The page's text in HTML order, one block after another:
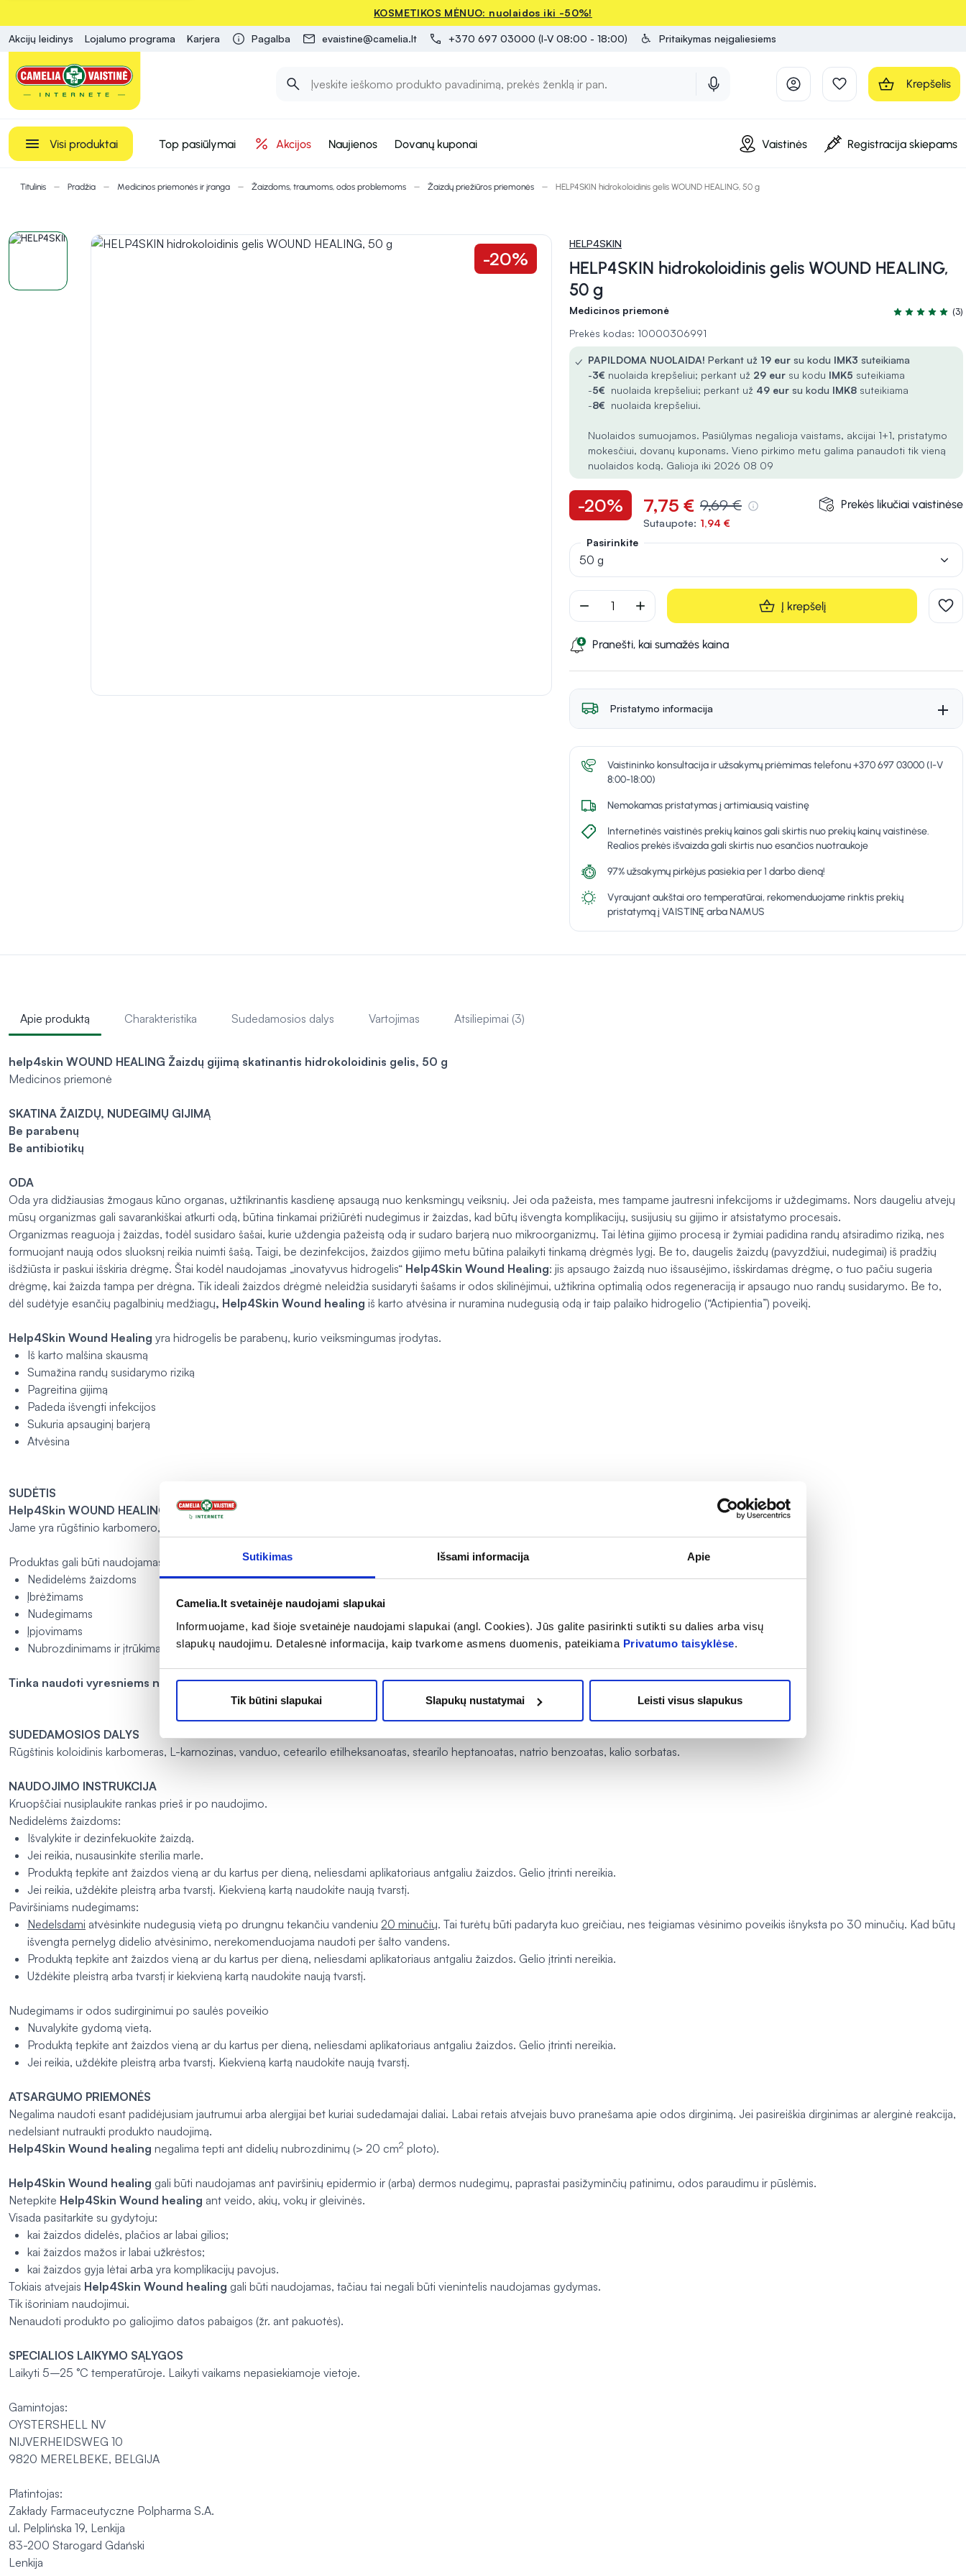
Sutikimas Išsami informacija Apie
Camelia.lt svetainėje naudojami slapukai
Informuojame, kad šioje svetainėje naudojami slapukai (angl. Cookies). Jūs galite pasirinkti sutikti su dalies arba visų
slapukų naudojimu. Detalesnė informacija, kaip tvarkome asmens duomenis, pateikiama Privatumo taisyklėse.
Tik būtini slapukai Slapukų nustatymai Leisti visus slapukus
KOSMETIKOS MĖNUO: nuolaidos iki -50%!
Akcijų leidinys Lojalumo programa Karjera Pagalba evaistine@camelia.lt +370 697 03000 (I-V 08:00 - 18:00) Pritaikymas neįgaliesiems
Krepšelis
Visi produktai Top pasiūlymai Akcijos Naujienos Dovanų kuponai Vaistinės Registracija skiepams
Titulinis Pradžia Medicinos priemonės ir įranga Žaizdoms, traumoms, odos problemoms Žaizdų priežiūros priemonės HELP4SKIN hidrokoloidinis gelis WOUND HEALING, 50 g
-20%
HELP4SKIN
HELP4SKIN hidrokoloidinis gelis WOUND HEALING,
50 g
Medicinos priemonė
Įvertinimas
(3)
Prekės kodas: 10000306991
✓ PAPILDOMA NUOLAIDA! Perkant už 19 eur su kodu IMK3 suteikiama
-3€ nuolaida krepšeliui; perkant už 29 eur su kodu IMK5 suteikiama
-5€ nuolaida krepšeliui; perkant už 49 eur su kodu IMK8 suteikiama
-8€ nuolaida krepšeliui.
Nuolaidos sumuojamos. Pasiūlymas negalioja vaistams, akcijai 1+1, pristatymo
mokesčiui, dovanų kuponams. Vieno pirkimo metu galima panaudoti tik vieną
nuolaidos kodą. Galioja iki 2026 08 09
-20% 7,75 € 9,69 €
Sutaupote: 1,94 €
Prekės likučiai vaistinėse
Pasirinkite
50 g
remove add Į krepšelį
Pranešti, kai sumažės kaina
Pristatymo informacija
Vaistininko konsultacija ir užsakymų priėmimas telefonu +370 697 03000 (I-V
8:00-18:00)
Nemokamas pristatymas į artimiausią vaistinę
Internetinės vaistinės prekių kainos gali skirtis nuo prekių kainų vaistinėse.
Realios prekės išvaizda gali skirtis nuo esančios nuotraukoje
97% užsakymų pirkėjus pasiekia per 1 darbo dieną!
Vyraujant aukštai oro temperatūrai, rekomenduojame rinktis prekių
pristatymą į VAISTINĘ arba NAMUS
Apie produktą Charakteristika Sudedamosios dalys Vartojimas Atsiliepimai (3)
help4skin WOUND HEALING Žaizdų gijimą skatinantis hidrokoloidinis gelis, 50 g
Medicinos priemonė
SKATINA ŽAIZDŲ, NUDEGIMŲ GIJIMĄ
Be parabenų
Be antibiotikų
ODA
Oda yra didžiausias žmogaus kūno organas, užtikrinantis kasdienę apsaugą nuo kenksmingų veiksnių. Jei oda pažeista, mes tampame jautresni infekcijoms ir uždegimams. Nors daugeliu atvejų
mūsų organizmas gali savarankiškai atkurti odą, būtina tinkamai prižiūrėti nudegimus ir žaizdas, kad būtų išvengta komplikacijų, susijusių su gijimo ir atsistatymo procesais.
Organizmas reaguoja į žaizdas, todėl susidaro šašai, kurie uždengia pažeistą odą ir sudaro barjerą nuo mikroorganizmų. Tai lėtina gijimo procesą ir žymiai padidina randų atsiradimo riziką, nes
formuojant naują odos sluoksnį reikia nuimti šašą. Taigi, be dezinfekcijos, žaizdos gijimo metu būtina palaikyti tinkamą drėgmės lygį. Be to, daugelis žaizdų (pavyzdžiui, nudegimai) iš pradžių
išdžiūsta ir paskui išskiria drėgmę. Štai kodėl naudojamas „inovatyvus hidrogelis“ Help4Skin Wound Healing: jis apsaugo žaizdą nuo išsausėjimo, išskirdamas drėgmę, o tuo pačiu sugeria
drėgmę, kai žaizda tampa per drėgna. Tik ideali žaizdos drėgmė neleidžia susidaryti šašams ir odos skilinėjimui, užtikrina optimalią odos regeneraciją ir apsaugo nuo randų susidarymo. Be to,
dėl sudėtyje esančių pagalbinių medžiagų, Help4Skin Wound healing iš karto atvėsina ir nuramina nudegusią odą ir taip palaiko hidrogelio (“Actipientia”) poveikį.
Help4Skin Wound Healing yra hidrogelis be parabenų, kurio veiksmingumas įrodytas.
Iš karto malšina skausmą
Sumažina randų susidarymo riziką
Pagreitina gijimą
Padeda išvengti infekcijos
Sukuria apsauginį barjerą
Atvėsina
SUDĖTIS
Help4Skin WOUND HEALING
yra „inovatyvus“ hidrogelis, kuris reguliuoja drėgną žaizdos aplinką, uždengtą tvarsčiu.
Jame yra rūgštinio karbomero, stabilizuojamo karnozino (bazinio peptido, natūraliai esančio odoje), kuris padeda kontroliuoti infekciją.
Produktas gali būti naudojamas tiek sausoms, tiek šlapioms žaizdoms gydyti, pavyzdžiui:
Nedidelėms žaizdoms
Įbrėžimams
Nudegimams
Įpjovimams
Nubrozdinimams ir įtrūkimams.
Tinka naudoti vyresniems nei 2 metų vaikams.
SUDEDAMOSIOS DALYS
Rūgštinis koloidinis karbomeras, L-karnozinas, vanduo, cetearilo etilheksanoatas, stearilo heptanoatas, natrio benzoatas, kalio sorbatas.
NAUDOJIMO INSTRUKCIJA
Kruopščiai nusiplaukite rankas prieš ir po naudojimo.
Nedidelėms žaizdoms:
Išvalykite ir dezinfekuokite žaizdą.
Jei reikia, nusausinkite sterilia marle.
Produktą tepkite ant žaizdos vieną ar du kartus per dieną, neliesdami aplikatoriaus antgaliu žaizdos. Gelio įtrinti nereikia.
Jei reikia, uždėkite pleistrą arba tvarstį. Kiekvieną kartą naudokite naują tvarstį.
Paviršiniams nudegimams:
Nedelsdami atvėsinkite nudegusią vietą po drungnu tekančiu vandeniu 20 minučių. Tai turėtų būti padaryta kuo greičiau, nes teigiamas vėsinimo poveikis išnyksta po 30 minučių. Kad būtų
išvengta pernelyg didelio atvėsinimo, nerekomenduojama naudoti per šalto vandens.
Produktą tepkite ant žaizdos vieną ar du kartus per dieną, neliesdami aplikatoriaus antgaliu žaizdos. Gelio įtrinti nereikia.
Uždėkite pleistrą arba tvarstį ir kiekvieną kartą naudokite naują tvarstį.
Nudegimams ir odos sudirginimui po saulės poveikio
Nuvalykite gydomą vietą.
Produktą tepkite ant žaizdos vieną ar du kartus per dieną, neliesdami aplikatoriaus antgaliu žaizdos. Gelio įtrinti nereikia.
Jei reikia, uždėkite pleistrą arba tvarstį. Kiekvieną kartą naudokite naują tvarstį.
ATSARGUMO PRIEMONĖS
Negalima naudoti esant padidėjusiam jautrumui arba alergijai bet kuriai sudedamajai daliai. Labai retais atvejais buvo pranešama apie odos dirginimą. Jei pasireiškia dirginimas ar alerginė reakcija,
nedelsiant nutraukti produkto naudojimą.
Help4Skin Wound healing negalima tepti ant didelių nubrozdinimų (> 20 cm2 ploto).
Help4Skin Wound healing gali būti naudojamas ant paviršinių epidermio ir (arba) dermos nudegimų, paprastai pasižyminčių patinimu, odos paraudimu ir pūslėmis.
Netepkite Help4Skin Wound healing ant veido, akių, vokų ir gleivinės.
Visada pasitarkite su gydytoju:
kai žaizdos didelės, plačios ar labai gilios;
kai žaizdos mažos ir labai užkrėstos;
kai žaizdos gyja lėtai аrbа yra komplikacijų pavojus.
Tokiais atvejais Help4Skin Wound healing gali būti naudojamas, tačiau tai negali būti vienintelis naudojamas gydymas.
Tik išoriniam naudojimui.
Nenaudoti produkto po galiojimo datos pabaigos (žr. ant pakuotės).
SPECIALIOS LAIKYMO SĄLYGOS
Laikyti 5–25 °C temperatūroje. Laikyti vaikams nepasiekiamoje vietoje.
Gamintojas:
OYSTERSHELL NV
NIJVERHEIDSWEG 10
9820 MERELBEKE, BELGIJA
Platintojas:
Zakłady Farmaceutyczne Polpharma S.A.
ul. Pelplińska 19, Lenkija
83-200 Starogard Gdański
Lenkija